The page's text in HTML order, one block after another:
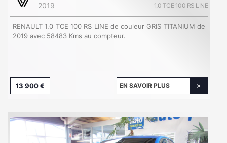
2019 1.0 TCE 100 RS LINE
RENAULT 1.0 TCE 100 RS LINE de couleur GRIS TITANIUM de
2019 avec 58483 Kms au compteur.
13 900 € EN SAVOIR PLUS